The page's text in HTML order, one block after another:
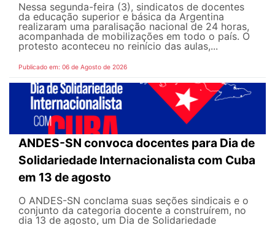
Nessa segunda-feira (3), sindicatos de docentes
da educação superior e básica da Argentina
realizaram uma paralisação nacional de 24 horas,
acompanhada de mobilizações em todo o país. O
protesto aconteceu no reinício das aulas,...
Publicado em: 06 de Agosto de 2026
ANDES-SN convoca docentes para Dia de
Solidariedade Internacionalista com Cuba
em 13 de agosto
O ANDES-SN conclama suas seções sindicais e o
conjunto da categoria docente a construírem, no
dia 13 de agosto, um Dia de Solidariedade